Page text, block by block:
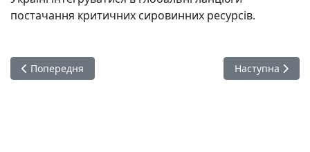
постачання критичних сировинних ресурсів.
Попередня стаття: День міжнаціональної злагоди і
Попередня Наступна
Наступна